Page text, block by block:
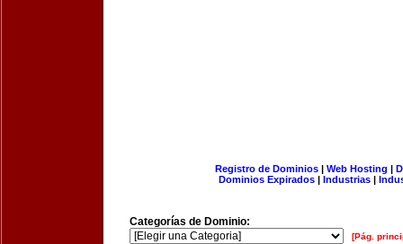
Registro de Dominios| Web Hosting |
Dominios Expirados | Industrias |
Categorías de Dominio:
[Pág.